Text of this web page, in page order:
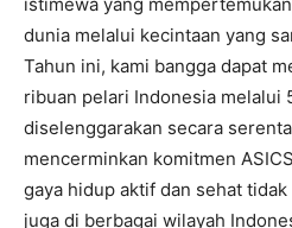
dunia melalui kecintaan yang
Tahun ini, kami bangga dapat
ribuan pelari Indonesia melalui
diselenggarakan secara
mencerminkan komitmen
gaya hidup aktif dan sehat
juga di berbagai wilayah